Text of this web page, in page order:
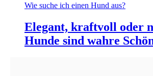
Wie suche ich einen Hund aus?
Elegant, kraftvoll oder
Hunde sind wahre